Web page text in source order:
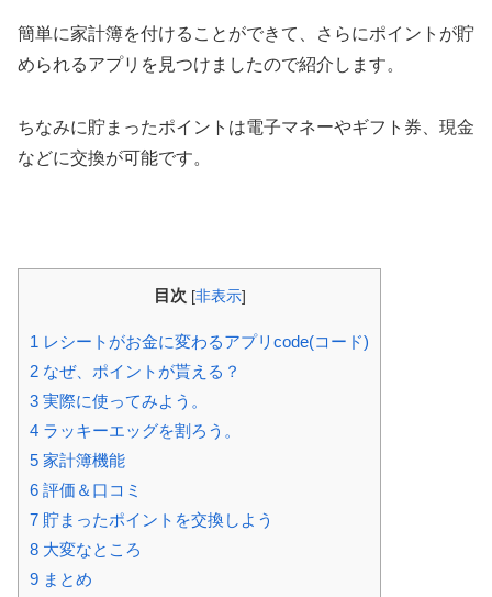
簡単に家計簿を付けることができて、さらにポイントが貯
められるアプリを見つけましたので紹介します。
ちなみに貯まったポイントは電子マネーやギフト券、現金
などに交換が可能です。
目次 [非表示]
1 レシートがお金に変わるアプリcode(コード)
2 なぜ、ポイントが貰える？
3 実際に使ってみよう。
4 ラッキーエッグを割ろう。
5 家計簿機能
6 評価＆口コミ
7 貯まったポイントを交換しよう
8 大変なところ
9 まとめ